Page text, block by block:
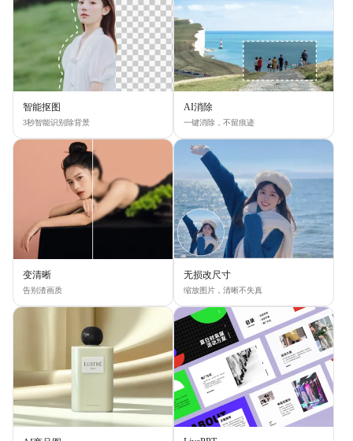
智能抠图
3秒智能识别除背景
AI消除
一键消除，不留痕迹
变清晰
告别渣画质
无损改尺寸
缩放图片，清晰不失真